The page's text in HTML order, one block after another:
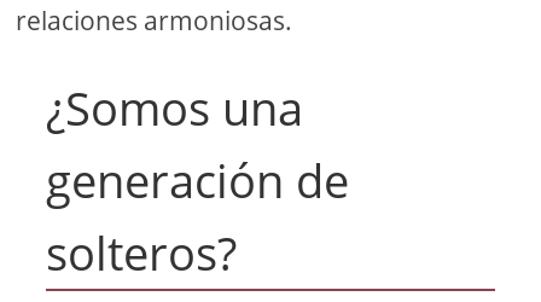
relaciones armoniosas.
¿Somos una
generación de
solteros?